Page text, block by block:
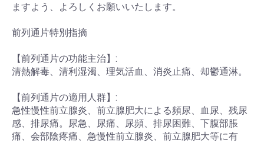
ますよう、よろしくお願いいたします。
前列通片特別指摘
【前列通片の功能主治】:
清熱解毒、清利湿濁、理気活血、消炎止痛、却鬱通淋。
【前列通片の適用人群】:
急性慢性前立腺炎、前立腺肥大による頻尿、血尿、残尿
感、排尿痛。尿急、尿痛、尿頻、排尿困難、下腹部脹
痛、会部陰疼痛、急慢性前立腺炎、前立腺肥大等に有